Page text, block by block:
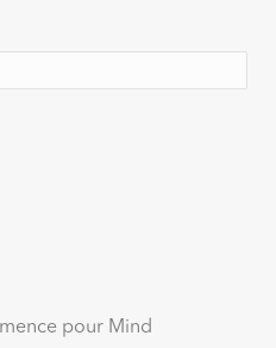
pour Mind